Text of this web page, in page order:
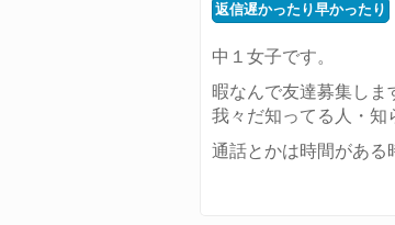
返信遅かったり早かったり
中１女子です。
暇なんで友達募集しま
我々だ知ってる人・知
通話とかは時間がある